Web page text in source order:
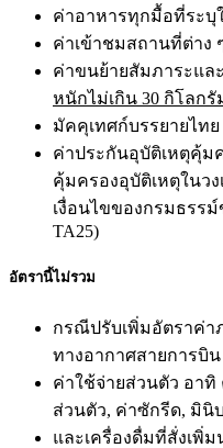
ค่าอาหารทุกมื้อที่ระบุ
ค่าเข้าชมสถานที่ต่าง
ค่าขนย้ายสัมภาระแล
หนักไม่เกิน 30 กิโลกรั
มัคคุเทศก์บรรยายไทย
ค่าประกันอุบัติเหตุคุ้ม
คุ้มครองอุบัติเหตุในวง
เงื่อนไขของกรมธรร
TA25)
อัตรานี้ไม่รวม
กรณีปรับเพิ่มอัตราค่า
ทางอากาศสายการบิน
ค่าใช้จ่ายส่วนตัว อา
ส่วนตัว, ค่าซักรีด, มินิ
และเครื่องดื่มที่สั่งเพิ่